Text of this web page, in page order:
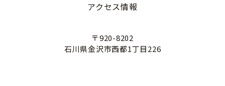
アクセス情報
〒920-8202
石川県金沢市西都1丁目226